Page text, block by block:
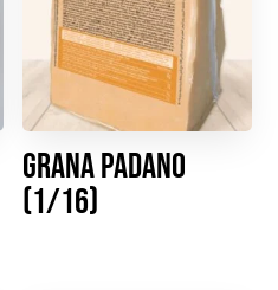
Grana Padano
(1/16)